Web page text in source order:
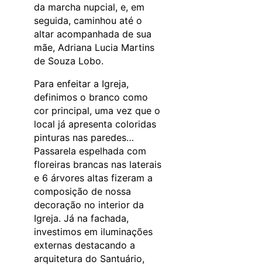
da marcha nupcial, e, em
seguida, caminhou até o
altar acompanhada de sua
mãe, Adriana Lucia Martins
de Souza Lobo.
Para enfeitar a Igreja,
definimos o branco como
cor principal, uma vez que o
local já apresenta coloridas
pinturas nas paredes…
Passarela espelhada com
floreiras brancas nas laterais
e 6 árvores altas fizeram a
composição de nossa
decoração no interior da
Igreja. Já na fachada,
investimos em iluminações
externas destacando a
arquitetura do Santuário,